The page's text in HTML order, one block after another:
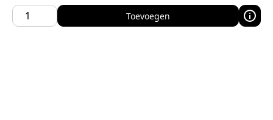
Toevoegen